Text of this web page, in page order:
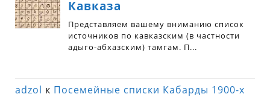
adzol к Посемейные списки Кабарды 1900-х